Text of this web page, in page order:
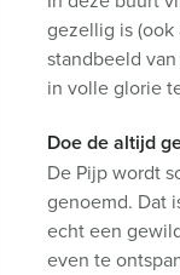
gezellig is
standbeeld
in volle glorie
Doe de altijd
De Pijp wordt
genoemd. Dat
echt een
even te